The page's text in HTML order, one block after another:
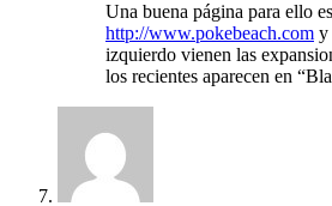
Una buena página para ello es
http://www.pokebeach.com y
izquierdo vienen las
los recientes aparecen en